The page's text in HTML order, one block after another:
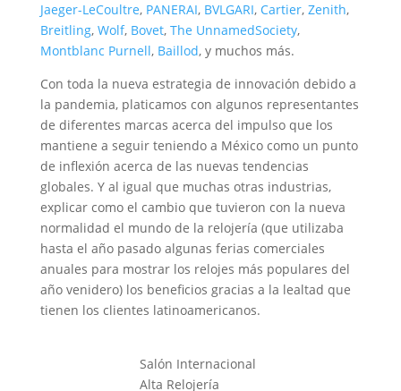
Jaeger-LeCoultre, PANERAI, BVLGARI, Cartier, Zenith,
Breitling, Wolf, Bovet, The UnnamedSociety,
Montblanc Purnell, Baillod, y muchos más.
Con toda la nueva estrategia de innovación debido a
la pandemia, platicamos con algunos representantes
de diferentes marcas acerca del impulso que los
mantiene a seguir teniendo a México como un punto
de inflexión acerca de las nuevas tendencias
globales. Y al igual que muchas otras industrias,
explicar como el cambio que tuvieron con la nueva
normalidad el mundo de la relojería (que utilizaba
hasta el año pasado algunas ferias comerciales
anuales para mostrar los relojes más populares del
año venidero) los beneficios gracias a la lealtad que
tienen los clientes latinoamericanos.
Salón Internacional
Alta Relojería